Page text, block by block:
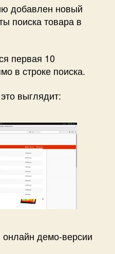
новый
модуль
—
поиска
товара
добавлен новый
поиска товара в
первая 10
в строке поиска.
выглядит:
демо-версии